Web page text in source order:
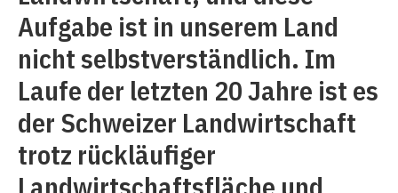
Aufgabe ist in unserem Land
nicht selbstverständlich. Im
Laufe der letzten 20 Jahre ist es
der Schweizer Landwirtschaft
trotz rückläufiger